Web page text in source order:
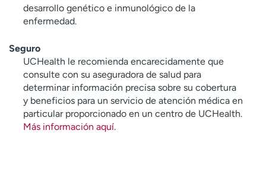
desarrollo genético e inmunológico de la
enfermedad.
Seguro
UCHealth le recomienda encarecidamente que
consulte con su aseguradora de salud para
determinar información precisa sobre su cobertura
y beneficios para un servicio de atención médica en
particular proporcionado en un centro de UCHealth.
Más información aquí.